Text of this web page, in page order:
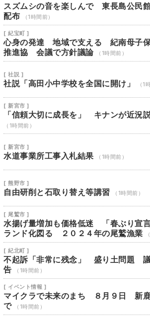
スズムシの音を楽しんで 東長島公民
配布
（1時間前）
[ 紀宝町 ]
心身の発達 地域で支える 紀南母子
推進協 会議で方針議論
（1時間前）
[ 社説 ]
社説「高田小中学校を全国に開け」 （1
[ 新宮市 ]
「信頼大切に成長を」 キナンが近況
（1時間前）
[ 新宮市 ]
水道事業所工事入札結果 （1時間前）
[ 熊野市 ]
自由研削と石取り替え等講習 （1時間前）
[ 尾鷲市 ]
水揚げ量増加も価格低迷 「春ぶり宣
ランド化図る ２０２４年の尾鷲漁業
[ 紀北町 ]
不起訴「非常に残念」 盛り土問題
告
（1時間前）
[ イベント情報 ]
マイクラで未来のまち ８月９日 新
で
（1時間前）